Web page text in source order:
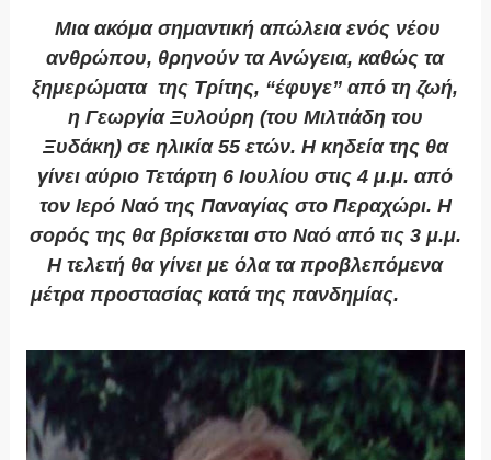
Μια ακόμα σημαντική απώλεια ενός νέου
ανθρώπου, θρηνούν τα Ανώγεια, καθώς τα
ξημερώματα της Τρίτης, “έφυγε” από τη ζωή,
η Γεωργία Ξυλούρη (του Μιλτιάδη του
Ξυδάκη) σε ηλικία 55 ετών. Η κηδεία της θα
γίνει αύριο Τετάρτη 6 Ιουλίου στις 4 μ.μ. από
τον Ιερό Ναό της Παναγίας στο Περαχώρι. H
σορός της θα βρίσκεται στο Ναό από τις 3 μ.μ.
Η τελετή θα γίνει με όλα τα προβλεπόμενα
μέτρα προστασίας κατά της πανδημίας.